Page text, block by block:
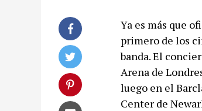
Ya es más que
primero de los
banda. El
Arena de
luego en el
Center de